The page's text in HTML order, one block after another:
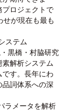
ロジェクトで
が現在も最も
ステム
黒橋・村脇研究
解析システム
す。長年にわ
詞体系への深
ラメータを解析